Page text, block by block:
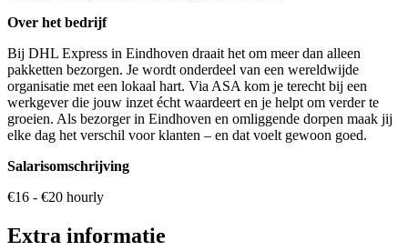
Over het bedrijf
Bij DHL Express in Eindhoven draait het om meer dan alleen
pakketten bezorgen. Je wordt onderdeel van een wereldwijde
organisatie met een lokaal hart. Via ASA kom je terecht bij een
werkgever die jouw inzet écht waardeert en je helpt om verder te
groeien. Als bezorger in Eindhoven en omliggende dorpen maak jij
elke dag het verschil voor klanten – en dat voelt gewoon goed.
Salarisomschrijving
€16 - €20 hourly
Extra informatie